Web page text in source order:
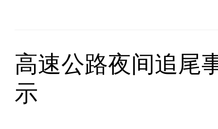
高速公路夜间追尾
示